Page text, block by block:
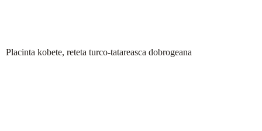
Placinta kobete, reteta turco-tatareasca dobrogeana